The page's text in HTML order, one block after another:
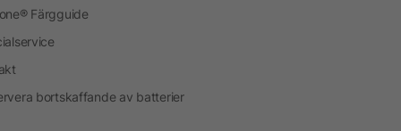
Färgguide
bortskaffande av batterier